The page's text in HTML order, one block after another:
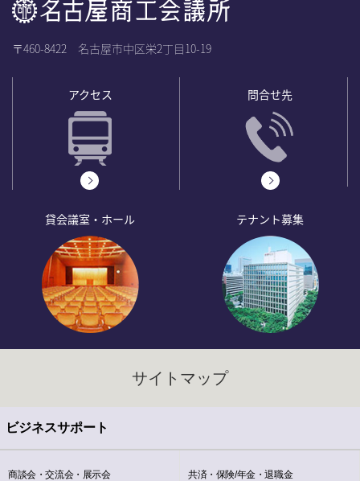
〒460-8422 名古屋市中区栄2丁目10-19
アクセス 問合せ先
貸会議室・ホール テナント募集
サイトマップ
ビジネスサポート
商談会・交流会・展示会 共済・保険/年金・退職金